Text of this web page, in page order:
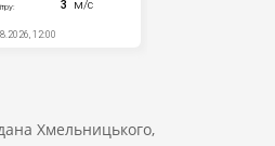
Хмельницького,